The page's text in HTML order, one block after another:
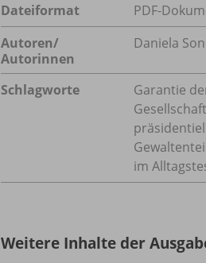
Dateiformat
PDF-
Autoren/
Autorinnen
Daniela
Schlagworte
Garantie
im
Weitere Inhalte der